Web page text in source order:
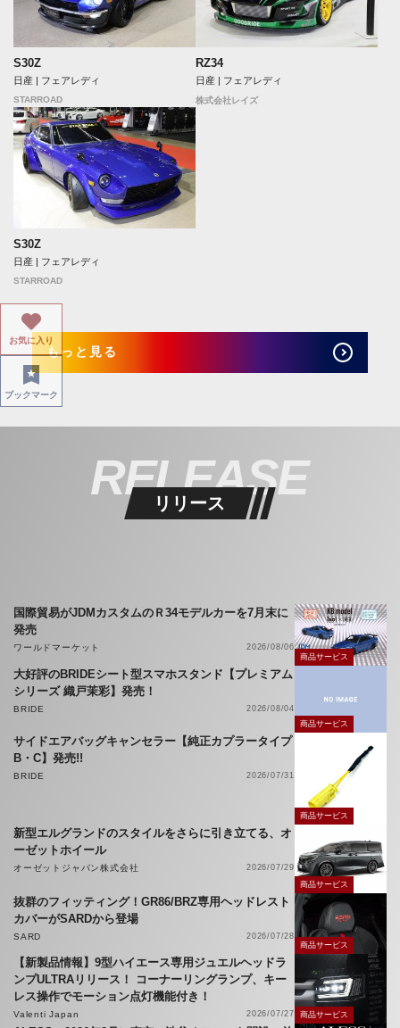
S30Z
日産 | フェアレディ
STARROAD
RZ34
日産 | フェアレディ
株式会社レイズ
S30Z
日産 | フェアレディ
STARROAD
もっと見る
RELEASE
リリース
国際貿易がJDMカスタムのＲ34モデルカーを7月末に
発売
ワールドマーケット
2026/08/06
商品サービス
大好評のBRIDEシート型スマホスタンド【プレミアム
シリーズ 織戸茉彩】発売！
BRIDE
2026/08/04
商品サービス
サイドエアバッグキャンセラー【純正カプラータイプ
B・C】発売!!
BRIDE 2026/07/31
商品サービス
新型エルグランドのスタイルをさらに引き立てる、オ
ーゼットホイール
オーゼットジャパン株式会社
2026/07/29
商品サービス
抜群のフィッティング！GR86/BRZ専用ヘッドレスト
カバーがSARDから登場
SARD
2026/07/28
商品サービス
【新製品情報】9型ハイエース専用ジュエルヘッドラ
ンプULTRAリリース！ コーナーリングランプ、キー
レス操作でモーション点灯機能付き！
Valenti Japan 2026/07/27 商品サービス
お気に入り
ブックマーク